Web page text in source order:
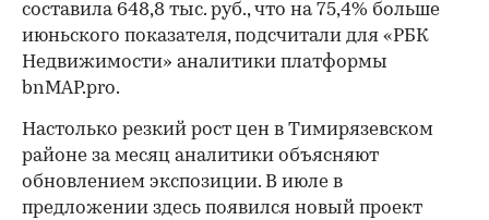
составила 648,8 тыс. руб., что на 75,4% больше
июньского показателя, подсчитали для «РБК
Недвижимости» аналитики платформы
bnMAP.pro.
Настолько резкий рост цен в Тимирязевском
районе за месяц аналитики объясняют
обновлением экспозиции. В июле в
предложении здесь появился новый проект